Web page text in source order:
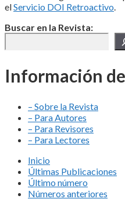
elServicio DOI Retroactivo
Buscar en la Revista:
Información
– Sobre la Revista
– Para Autores
– Para Revisores
– Para Lectores
Inicio
Últimas Publicaciones
Último número
Números anteriores